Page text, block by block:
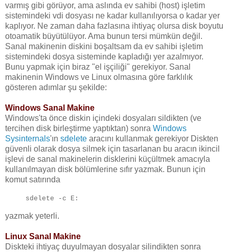
varmış gibi görüyor, ama aslında ev sahibi (host) işletim
sistemindeki vdi dosyası ne kadar kullanılıyorsa o kadar yer
kaplıyor. Ne zaman daha fazlasına ihtiyaç olursa disk boyutu
otoamatik büyütülüyor. Ama bunun tersi mümkün değil.
Sanal makinenin diskini boşaltsam da ev sahibi işletim
sistemindeki dosya sisteminde kapladığı yer azalmıyor.
Bunu yapmak için biraz "el işçiliği" gerekiyor. Sanal
makinenin Windows ve Linux olmasına göre farklılık
gösteren adımlar şu şekilde:
Windows Sanal Makine
Windows'ta önce diskin içindeki dosyaları sildikten (ve
tercihen disk birleştirme yaptıktan) sonra Windows
Sysinternals'ın sdelete aracını kullanmak gerekiyor Diskten
güvenli olarak dosya silmek için tasarlanan bu aracın ikincil
işlevi de sanal makinelerin disklerini küçültmek amacıyla
kullanılmayan disk bölümlerine sıfır yazmak. Bunun için
komut satırında
sdelete -c E:
yazmak yeterli.
Linux Sanal Makine
Diskteki ihtiyaç duyulmayan dosyalar silindikten sonra